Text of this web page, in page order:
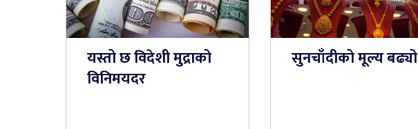
यस्तो छ विदेशी मुद्राको
विनिमयदर
सुनचाँदीको मूल्य बढ्यो